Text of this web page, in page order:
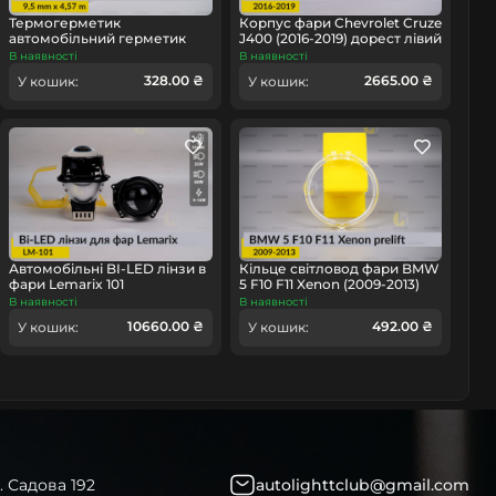
Термогерметик
автомобільний герметик
для фар Orgavyl Оргавіл
В наявності
У кошик: 328.00 ₴
Корпус фари Chevrolet Cruze
J400 (2016-2019) дорест лівий
В наявності
У кошик: 2665.00 ₴
Автомобільні BI-LED лінзи в
фари Lemarix 101
В наявності
У кошик: 10660.00 ₴
Кільце світловод фари BMW
5 F10 F11 Xenon (2009-2013)
дорест мале внутрішнє
В наявності
У кошик: 492.00 ₴
Садова 192 autolighttclub@gmail.com